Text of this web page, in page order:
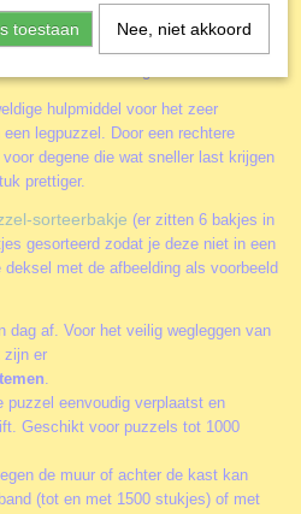
kun je het puzzelen nog
aan een puzzel werkt. Of je
hulpmiddel voor het zeer
legpuzzel. Door een rechtere
degene die wat sneller last krijgen
prettiger.
sorteerbakje (er zitten 6 bakjes in
gesorteerd zodat je deze niet in een
met de afbeelding als voorbeeld
dag af. Voor het veilig wegleggen van
zijn er
.
puzzel eenvoudig verplaatst en
Geschikt voor puzzels tot 1000
de muur of achter de kast kan
(tot en met 1500 stukjes) of met
toestaan Nee, niet akkoord